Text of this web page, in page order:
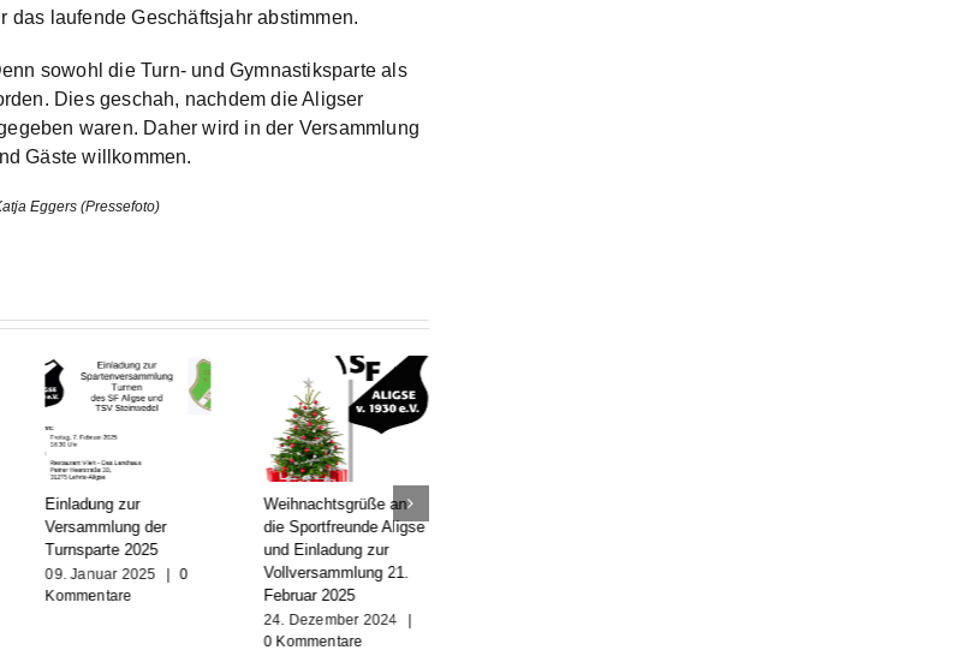
laufende Geschäftsjahr abstimmen.
sowohl die Turn- und Gymnastiksparte als
Dies geschah, nachdem die Aligser
waren. Daher wird in der Versammlung
Gäste willkommen.
Eggers (Pressefoto)
Einladung zur
Versammlung der
Turnsparte 2025
09. Januar 2025 | 0
Kommentare
Weihnachtsgrüße an
die Sportfreunde Aligse
und Einladung zur
Vollversammlung 21.
Februar 2025
24. Dezember 2024
|
0 Kommentare